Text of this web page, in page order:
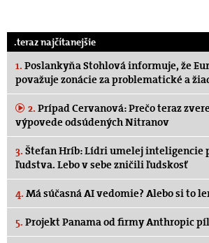
.teraz najčítanejšie
1. Poslankyňa Stohlová informuje, že
považuje zonácie za problematické a
2. Prípad Cervanová: Prečo teraz
výpovede odsúdených Nitranov
3. Štefan Hríb: Lídri umelej inteligencie
ľudstva. Lebo v sebe zničili ľudskosť
4. Má súčasná AI vedomie? Alebo si to
5. Projekt Panama od firmy Anthropic